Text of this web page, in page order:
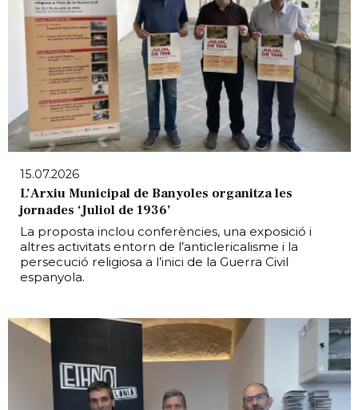
15.07.2026
L’Arxiu Municipal de Banyoles organitza les
jornades ‘Juliol de 1936’
La proposta inclou conferències, una exposició i
altres activitats entorn de l’anticlericalisme i la
persecució religiosa a l’inici de la Guerra Civil
espanyola.